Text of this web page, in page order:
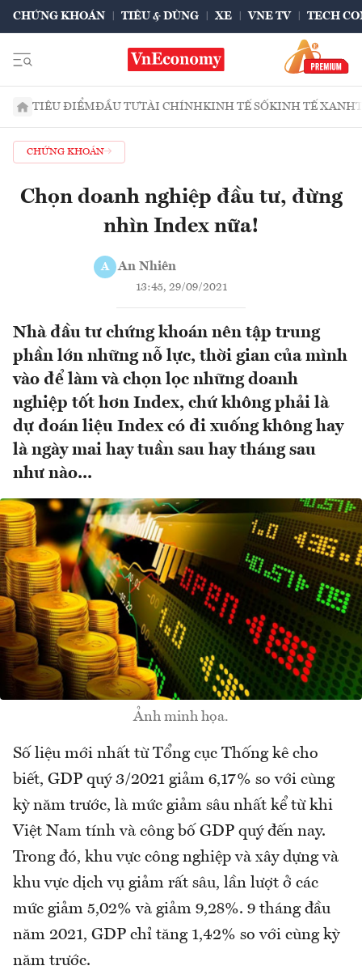
CHỨNG KHOÁN TIÊU & DÙNG XE VNE TV TECH
TIÊU ĐIỂMĐẦU TƯTÀI CHÍNHKINH TẾ SỐKINH TẾ XANH
CHỨNG KHOÁN
Chọn doanh nghiệp đầu tư, đừng
nhìn Index nữa!
A An Nhiên
13:45, 29/09/2021
Nhà đầu tư chứng khoán nên tập trung
phần lớn những nỗ lực, thời gian của mình
vào để làm và chọn lọc những doanh
nghiệp tốt hơn Index, chứ không phải là
dự đoán liệu Index có đi xuống không hay
là ngày mai hay tuần sau hay tháng sau
như nào...
Ảnh minh họa.
Số liệu mới nhất từ Tổng cục Thống kê cho
biết, GDP quý 3/2021 giảm 6,17% so với cùng
kỳ năm trước, là mức giảm sâu nhất kể từ khi
Việt Nam tính và công bố GDP quý đến nay.
Trong đó, khu vực công nghiệp và xây dựng và
khu vực dịch vụ giảm rất sâu, lần lượt ở các
mức giảm 5,02% và giảm 9,28%. 9 tháng đầu
năm 2021, GDP chỉ tăng 1,42% so với cùng kỳ
năm trước.